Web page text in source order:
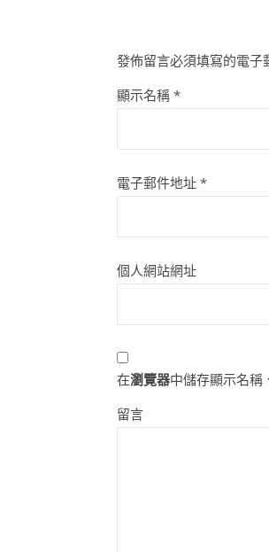
發佈留言必須填寫的電子
顯示名稱 *
電子郵件地址 *
個人網站網址
在瀏覽器中儲存顯示名稱
留言